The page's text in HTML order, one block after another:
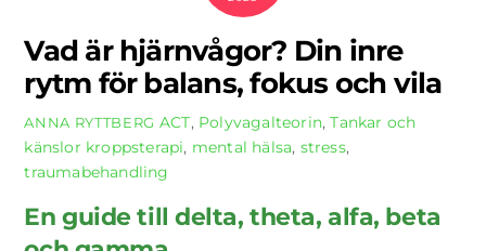
Vad är hjärnvågor? Din inre
rytm för balans, fokus och vila
ANNA RYTTBERG ACT, Polyvagalteorin,Tankar och
känslor kroppsterapi, mental hälsa, stress,
traumabehandling
En guide till delta, theta, alfa, beta